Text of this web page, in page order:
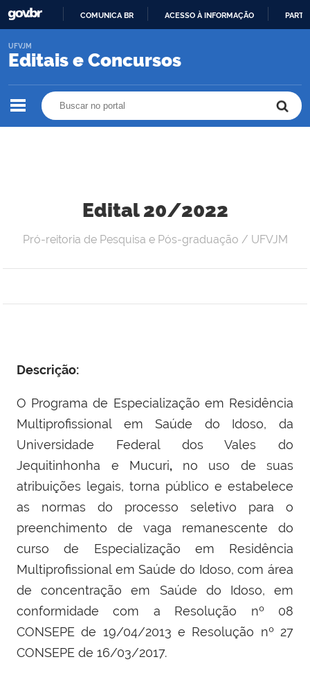
O
COMUNICA BR ACESSO À INFORMAÇÃO
Editais e Concursos
UFVJM
Edital 20/2022
Pró-reitoria de Pesquisa e Pós-graduação / UFVJM
Descrição:
O Programa de Especialização em Residência
Multiprofissional em Saúde do Idoso, da
Universidade Federal dos Vales do
Jequitinhonha e Mucuri, no uso de suas
atribuições legais, torna público e estabelece
as normas do processo seletivo para o
preenchimento de vaga remanescente do
curso de Especialização em Residência
Multiprofissional em Saúde do Idoso, com área
de concentração em Saúde do Idoso, em
conformidade com a Resolução nº 08
CONSEPE de 19/04/2013 e Resolução nº 27
CONSEPE de 16/03/2017.